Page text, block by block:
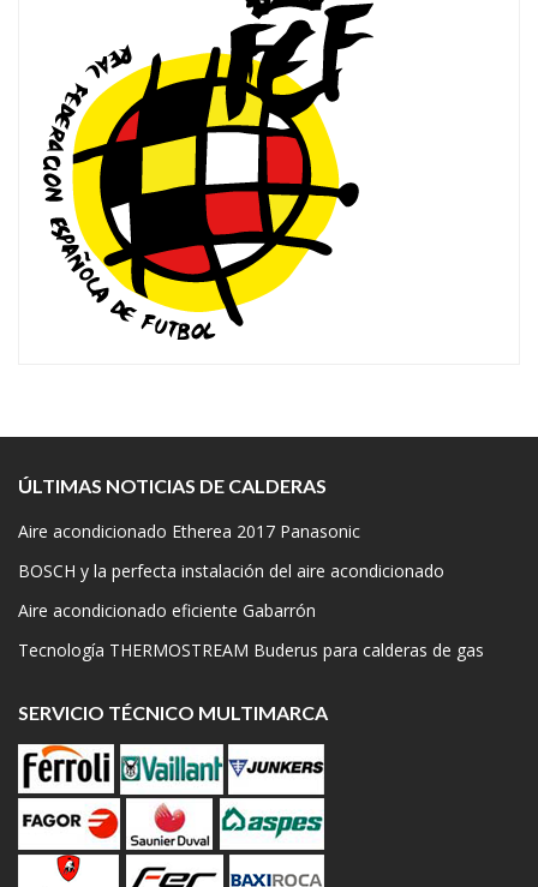
ÚLTIMAS NOTICIAS DE CALDERAS
Aire acondicionado Etherea 2017 Panasonic
BOSCH y la perfecta instalación del aire acondicionado
Aire acondicionado eficiente Gabarrón
Tecnología THERMOSTREAM Buderus para calderas de gas
SERVICIO TÉCNICO MULTIMARCA